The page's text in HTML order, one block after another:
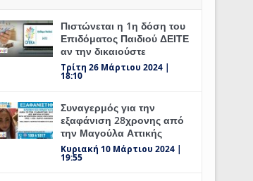
Πιστώνεται η 1η δόση του
Επιδόματος Παιδιού ΔΕΙΤΕ
αν την δικαιούστε
Τρίτη 26 Μάρτιου 2024 |
18:10
Συναγερμός για την
εξαφάνιση 28χρονης από
την Μαγούλα Αττικής
Κυριακή 10 Μάρτιου 2024 |
19:55